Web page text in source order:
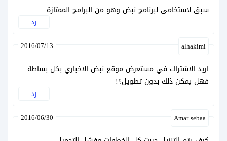
سبق لاستخامى لبرنامج نبض وهو من البرامج الممتازة
رد
alhakimi
2016/07/13
اريد الاشتراك في مستعرض موقع نبض الاخباري بكل بساطة
فهل يمكن ذلك بدون تطويل؟!
رد
Amar sebaa
2016/06/30